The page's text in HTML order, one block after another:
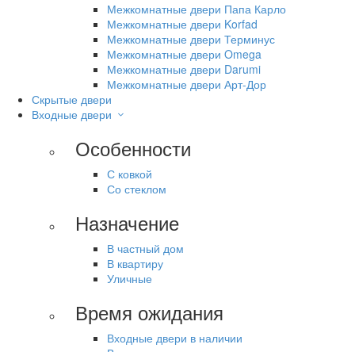
Межкомнатные двери Папа Карло
Межкомнатные двери Korfad
Межкомнатные двери Терминус
Межкомнатные двери Omega
Межкомнатные двери Darumi
Межкомнатные двери Арт-Дор
Скрытые двери
Входные двери
Особенности
С ковкой
Со стеклом
Назначение
В частный дом
В квартиру
Уличные
Время ожидания
Входные двери в наличии